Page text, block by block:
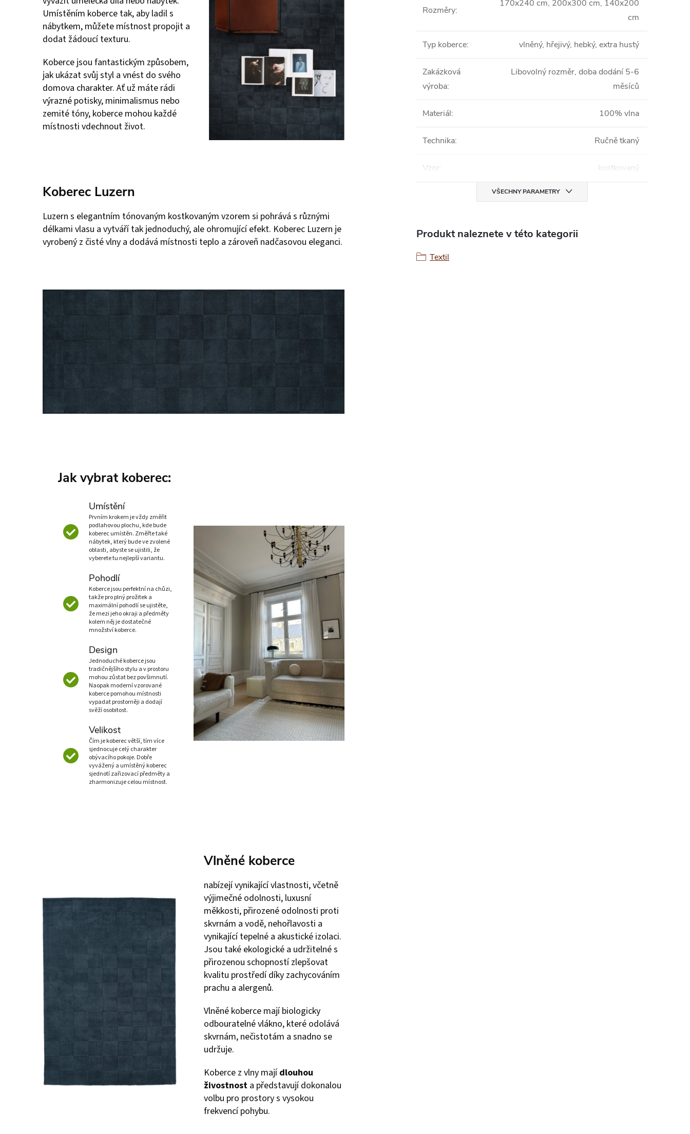
Umístěním koberce tak, aby ladil s
nábytkem, můžete místnost propojit a
dodat žádoucí texturu.
Koberce jsou fantastickým způsobem,
jak ukázat svůj styl a vnést do svého
domova charakter. Ať už máte rádi
výrazné potisky, minimalismus nebo
zemité tóny, koberce mohou každé
místnosti vdechnout život.
Koberec Luzern
Luzern s elegantním tónovaným kostkovaným vzorem si pohrává s různými
délkami vlasu a vytváří tak jednoduchý, ale ohromující efekt. Koberec Luzern je
vyrobený z čisté vlny a dodává místnosti teplo a zároveň nadčasovou eleganci.
Jak vybrat koberec:
Umístění
Prvním krokem je vždy změřit
podlahovou plochu, kde bude
koberec umístěn. Změřte také
nábytek, který bude ve zvolené
oblasti, abyste se ujistili, že
vyberete tu nejlepší variantu.
Pohodlí
Koberce jsou perfektní na chůzi,
takže pro plný prožitek a
maximální pohodlí se ujistěte,
že mezi jeho okraji a předměty
kolem něj je dostatečné
množství koberce.
Design
Jednoduché koberce jsou
tradičnějšího stylu a v prostoru
mohou zůstat bez povšimnutí.
Naopak moderní vzorované
koberce pomohou místnosti
vypadat prostorněji a dodají
svěží osobitost.
Velikost
Čím je koberec větší, tím více
sjednocuje celý charakter
obývacího pokoje. Dobře
vyvážený a umístěný koberec
sjednotí zařizovací předměty a
zharmonizuje celou místnost.
Vlněné koberce
nabízejí vynikající vlastnosti, včetně
výjimečné odolnosti, luxusní
měkkosti, přirozené odolnosti proti
skvrnám a vodě, nehořlavosti a
vynikající tepelné a akustické izolaci.
Jsou také ekologické a udržitelné s
přirozenou schopností zlepšovat
kvalitu prostředí díky zachycováním
prachu a alergenů.
Vlněné koberce mají biologicky
odbouratelné vlákno, které odolává
skvrnám, nečistotám a snadno se
udržuje.
Koberce z vlny majídlouhou
živostnost a představují dokonalou
volbu pro prostory s vysokou
frekvencí pohybu.
Rozměry:
170x240 cm, 200x300 cm, 140x200
cm
Typ koberce: vlněný, hřejivý, hebký, extra hustý
Zakázková
výroba:
Libovolný rozměr, doba dodání 5-6
měsíců
Materiál: 100% vlna
Technika: Ručně tkaný
Vzor: kostkovaný
VŠECHNY PARAMETRY
Produkt naleznete v této kategorii
Textil